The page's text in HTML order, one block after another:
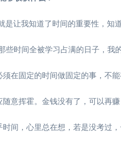
让我知道了时间的重要性，知
些时间全被学习占满的日子，
在固定的时间做固定的事，不
意挥霍。金钱没有了，可以再
间，心里总在想，若是没考过